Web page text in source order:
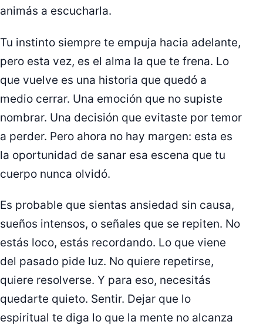
animás a escucharla.
Tu instinto siempre te empuja hacia adelante,
pero esta vez, es el alma la que te frena. Lo
que vuelve es una historia que quedó a
medio cerrar. Una emoción que no supiste
nombrar. Una decisión que evitaste por temor
a perder. Pero ahora no hay margen: esta es
la oportunidad de sanar esa escena que tu
cuerpo nunca olvidó.
Es probable que sientas ansiedad sin causa,
sueños intensos, o señales que se repiten. No
estás loco, estás recordando. Lo que viene
del pasado pide luz. No quiere repetirse,
quiere resolverse. Y para eso, necesitás
quedarte quieto. Sentir. Dejar que lo
espiritual te diga lo que la mente no alcanza